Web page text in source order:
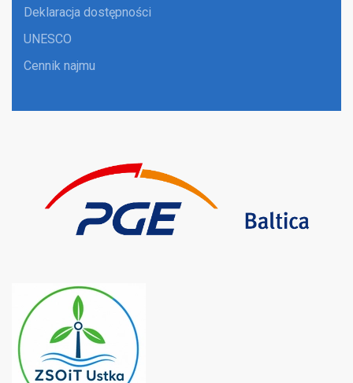
Deklaracja dostępności
UNESCO
Cennik najmu